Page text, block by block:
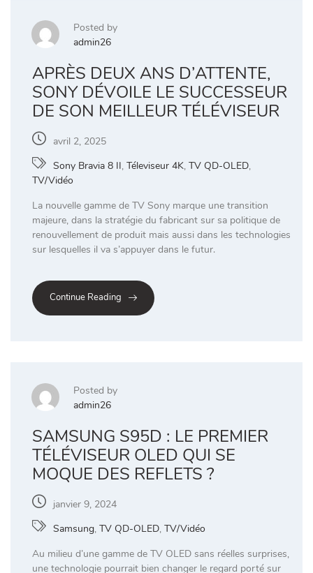
Posted by
admin26
APRÈS DEUX ANS D’ATTENTE,
SONY DÉVOILE LE SUCCESSEUR
DE SON MEILLEUR TÉLÉVISEUR
avril 2, 2025
Sony Bravia 8 II, Téleviseur 4K, TV QD-OLED,
TV/Vidéo
La nouvelle gamme de TV Sony marque une transition
majeure, dans la stratégie du fabricant sur sa politique de
renouvellement de produit mais aussi dans les technologies
sur lesquelles il va s’appuyer dans le futur.
Continue Reading
Posted by
admin26
SAMSUNG S95D : LE PREMIER
TÉLÉVISEUR OLED QUI SE
MOQUE DES REFLETS ?
janvier 9, 2024
Samsung, TV QD-OLED, TV/Vidéo
Au milieu d’une gamme de TV OLED sans réelles surprises,
une technologie pourrait bien changer le regard porté sur